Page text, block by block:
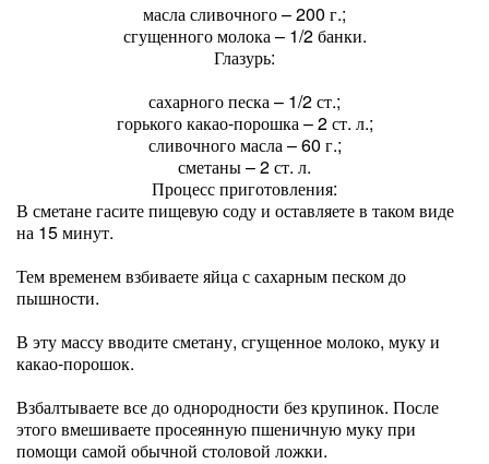
масла сливочного – 200 г.;
сгущенного молока – 1/2 банки.
Глазурь:
сахарного песка – 1/2 ст.;
горького какао-порошка – 2 ст. л.;
сливочного масла – 60 г.;
сметаны – 2 ст. л.
Процесс приготовления:
В сметане гасите пищевую соду и оставляете в таком виде
на 15 минут.
Тем временем взбиваете яйца с сахарным песком до
пышности.
В эту массу вводите сметану, сгущенное молоко, муку и
какао-порошок.
Взбалтываете все до однородности без крупинок. После
этого вмешиваете просеянную пшеничную муку при
помощи самой обычной столовой ложки.